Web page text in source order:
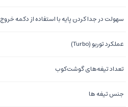
سهولت در جدا كردن پايه با استفاده از دكمه خروج
عملکرد توربو (Turbo)
تعداد تیغه‌های گوشت‌کوب
جنس تیغه ها